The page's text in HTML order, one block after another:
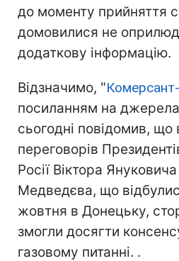
до моменту прийняття
домовилися не
додаткову інформацію.
Відзначимо, "
посиланням на
сьогодні повідомив, що
переговорів
Росії Віктора
Медведєва, що
жовтня в Донецьку,
змогли досягти
газовому питанні. .